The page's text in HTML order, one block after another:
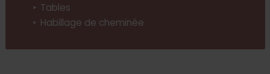
Tables
Habillage de cheminée